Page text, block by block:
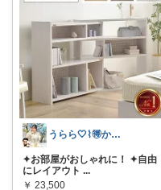
うらら🤍⌇🉐かわいい暮らし
✦お部屋がおしゃれに！ ✦自由
にレイアウト ...
￥ 23,500